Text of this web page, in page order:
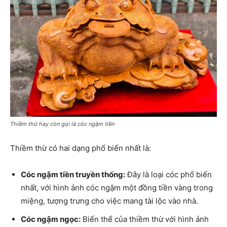
Thiềm thừ hay còn gọi là cóc ngậm tiền
Thiềm thừ có hai dạng phổ biến nhất là:
Cóc ngậm tiền truyền thống:Đây là loại cóc phổ biến
nhất, với hình ảnh cóc ngậm một đồng tiền vàng trong
miệng, tượng trưng cho việc mang tài lộc vào nhà.
Cóc ngậm ngọc: Biến thể của thiềm thừ với hình ảnh